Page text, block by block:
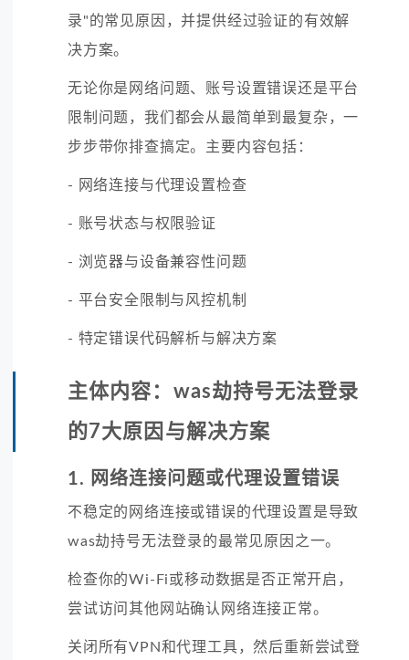
录"的常见原因，并提供经过验证的有效解
决方案。
无论你是网络问题、账号设置错误还是平台
限制问题，我们都会从最简单到最复杂，一
步步带你排查搞定。主要内容包括：
- 网络连接与代理设置检查
- 账号状态与权限验证
- 浏览器与设备兼容性问题
- 平台安全限制与风控机制
- 特定错误代码解析与解决方案
主体内容：was劫持号无法登录
的7大原因与解决方案
1. 网络连接问题或代理设置错误
不稳定的网络连接或错误的代理设置是导致
was劫持号无法登录的最常见原因之一。
检查你的Wi-Fi或移动数据是否正常开启，
尝试访问其他网站确认网络连接正常。
关闭 所有VPN和代理工具，然后重新尝试登